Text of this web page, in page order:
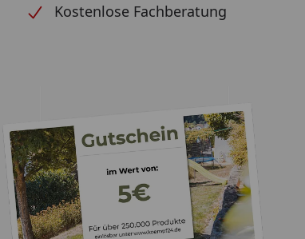
Kostenlose Fachberatung